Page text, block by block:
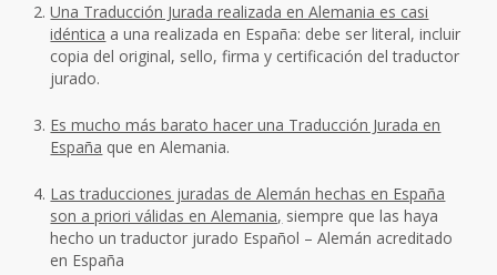
Una Traducción Jurada realizada en Alemania es casi
idéntica a una realizada en España: debe ser literal, incluir
copia del original, sello, firma y certificación del traductor
jurado.
Es mucho más barato hacer una Traducción Jurada en
España que en Alemania.
Las traducciones juradas de Alemán hechas en España
son a priori válidas en Alemania, siempre que las haya
hecho un traductor jurado Español – Alemán acreditado
en España